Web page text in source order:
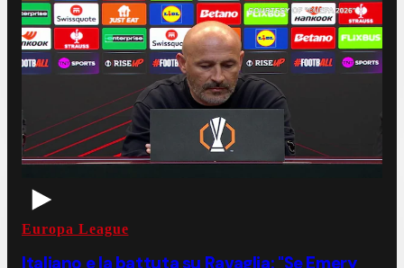
Europa League
Italiano e la battuta su Ravaglia: "Se Emery